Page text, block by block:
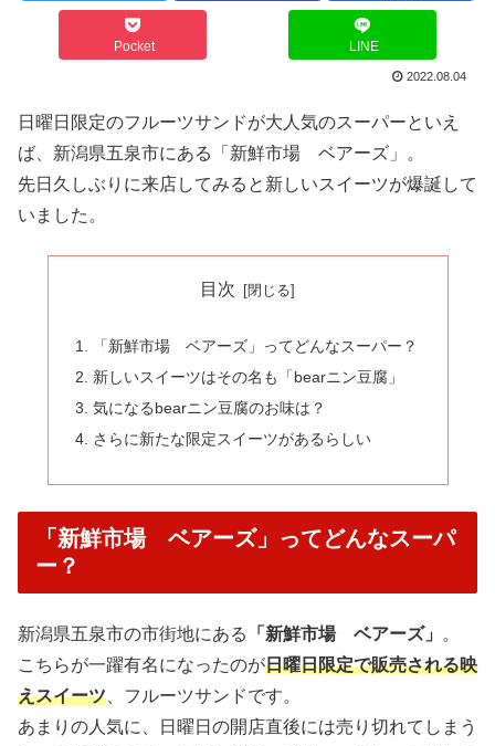
Pocket LINE
2022.08.04
日曜日限定のフルーツサンドが大人気のスーパーといえ
ば、新潟県五泉市にある「新鮮市場 ベアーズ」。
先日久しぶりに来店してみると新しいスイーツが爆誕して
いました。
目次
「新鮮市場 ベアーズ」ってどんなスーパー？
新しいスイーツはその名も「bearニン豆腐」
気になるbearニン豆腐のお味は？
さらに新たな限定スイーツがあるらしい
「新鮮市場 ベアーズ」ってどんなスーパ
ー？
新潟県五泉市の市街地にある 「新鮮市場 ベアーズ」
。
こちらが一躍有名になったのが日曜日限定で販売される映
えスイーツ 、フルーツサンドです。
あまりの人気に、日曜日の開店直後には売り切れてしまう